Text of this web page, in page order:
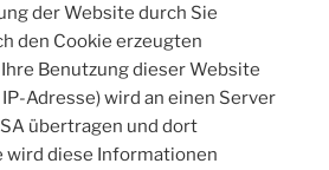
der Website durch Sie
den Cookie erzeugten
Benutzung dieser Website
Adresse) wird an einen Server
übertragen und dort
wird diese Informationen